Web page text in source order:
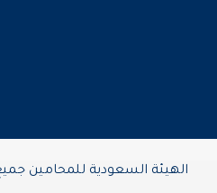
الهيئة السعودية للمحامين جميع